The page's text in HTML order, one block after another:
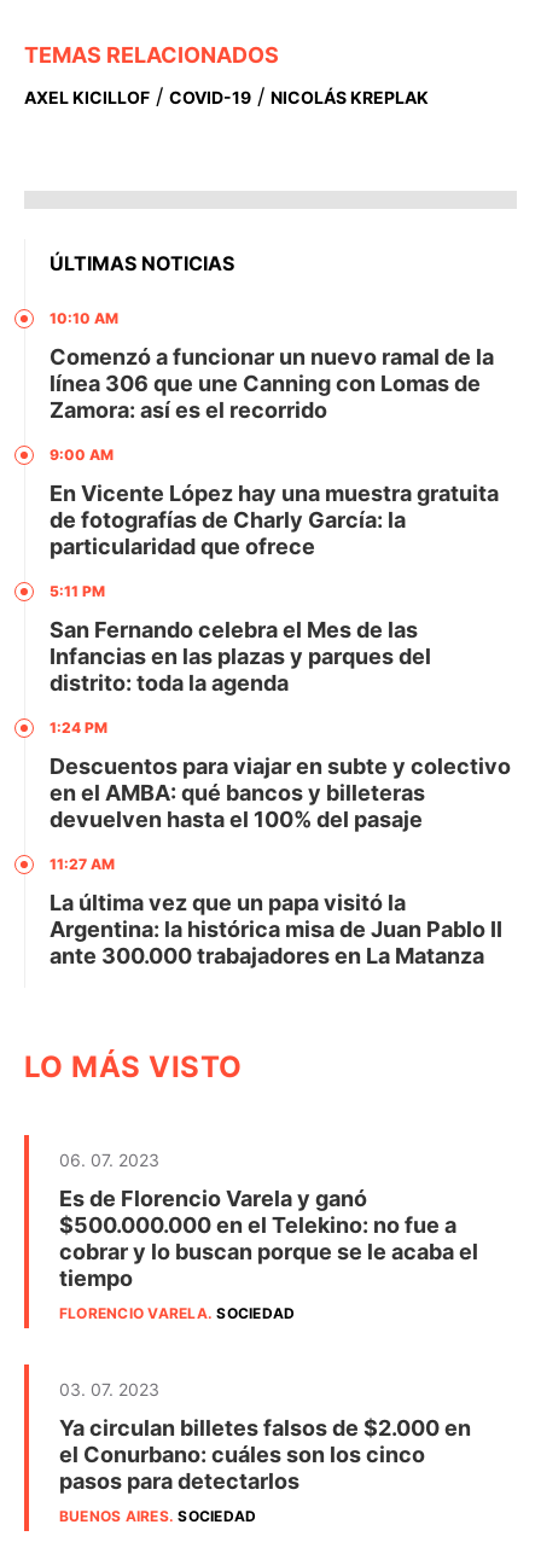
TEMAS RELACIONADOS
AXEL KICILLOF / COVID-19 / NICOLÁS KREPLAK
ÚLTIMAS NOTICIAS
10:10 AM
Comenzó a funcionar un nuevo ramal de la
línea 306 que une Canning con Lomas de
Zamora: así es el recorrido
9:00 AM
En Vicente López hay una muestra gratuita
de fotografías de Charly García: la
particularidad que ofrece
5:11 PM
San Fernando celebra el Mes de las
Infancias en las plazas y parques del
distrito: toda la agenda
1:24 PM
Descuentos para viajar en subte y colectivo
en el AMBA: qué bancos y billeteras
devuelven hasta el 100% del pasaje
11:27 AM
La última vez que un papa visitó la
Argentina: la histórica misa de Juan Pablo II
ante 300.000 trabajadores en La Matanza
LO MÁS VISTO
06. 07. 2023
Es de Florencio Varela y ganó
$500.000.000 en el Telekino: no fue a
cobrar y lo buscan porque se le acaba el
tiempo
FLORENCIO VARELA.SOCIEDAD
03. 07. 2023
Ya circulan billetes falsos de $2.000 en
el Conurbano: cuáles son los cinco
pasos para detectarlos
BUENOS AIRES.SOCIEDAD